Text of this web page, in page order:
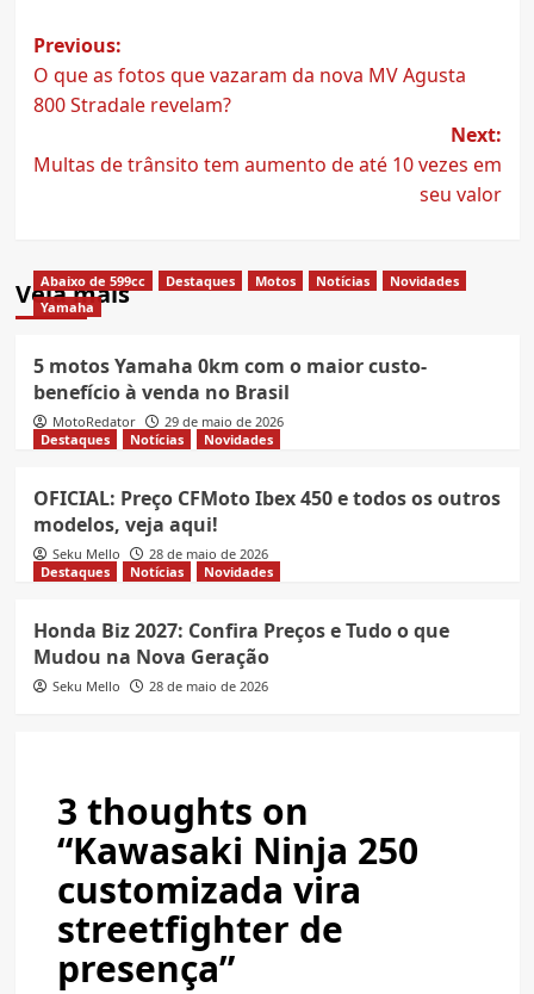
Post
navigation
Previous:
O que as fotos que vazaram da nova MV Agusta
800 Stradale revelam?
Next:
Multas de trânsito tem aumento de até 10 vezes em
seu valor
Veja mais
Abaixo de 599cc Destaques Motos Notícias
Novidades
Yamaha
5 motos Yamaha 0km com o maior custo-
benefício à venda no Brasil
MotoRedator
29 de maio de 2026
Destaques
Notícias Novidades
OFICIAL: Preço CFMoto Ibex 450 e todos os outros
modelos, veja aqui!
Seku Mello
28 de maio de 2026
Destaques
Notícias Novidades
Honda Biz 2027: Confira Preços e Tudo o que
Mudou na Nova Geração
Seku Mello 28 de maio de 2026
3 thoughts on
“Kawasaki Ninja 250
customizada vira
streetfighter de
presença”